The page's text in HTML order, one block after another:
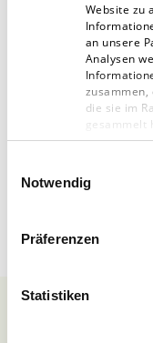
Website zu
an unsere
Analysen
die sie im
gesammelt
Impressum
Notwendig
Präferenzen
Statistiken
Zur